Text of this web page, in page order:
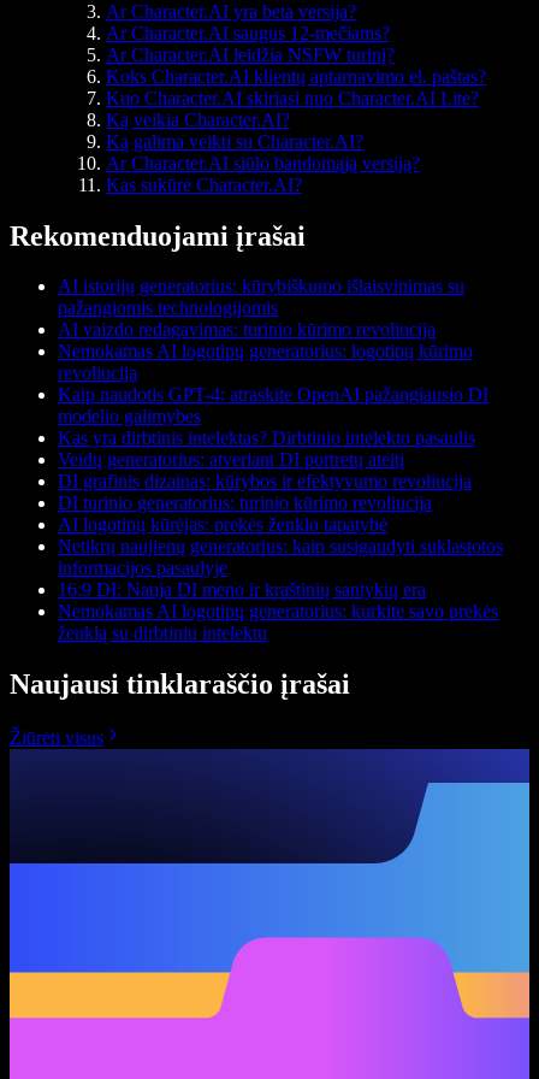
Ar Character.AI yra beta versija?
Ar Character.AI saugus 12-mečiams?
Ar Character.AI leidžia NSFW turinį?
Koks Character.AI klientų aptarnavimo el. paštas?
Kuo Character.AI skiriasi nuo Character.AI Lite?
Ką veikia Character.AI?
Ką galima veikti su Character.AI?
Ar Character.AI siūlo bandomąją versiją?
Kas sukūrė Character.AI?
Rekomenduojami įrašai
AI istorijų generatorius: kūrybiškumo išlaisvinimas su
pažangiomis technologijomis
AI vaizdo redagavimas: turinio kūrimo revoliucija
Nemokamas AI logotipų generatorius: logotipų kūrimo
revoliucija
Kaip naudotis GPT-4: atraskite OpenAI pažangiausio DI
modelio galimybes
Kas yra dirbtinis intelektas? Dirbtinio intelekto pasaulis
Veidų generatorius: atveriant DI portretų ateitį
DI grafinis dizainas: kūrybos ir efektyvumo revoliucija
DI turinio generatorius: turinio kūrimo revoliucija
AI logotipų kūrėjas: prekės ženklo tapatybė
Netikrų naujienų generatorius: kaip susigaudyti suklastotos
informacijos pasaulyje
16:9 DI: Nauja DI meno ir kraštinių santykių era
Nemokamas AI logotipų generatorius: kurkite savo prekės
ženklą su dirbtiniu intelektu
Naujausi tinklaraščio įrašai
Žiūrėti visus